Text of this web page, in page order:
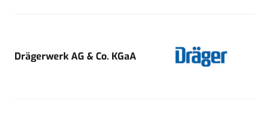
Drägerwerk AG & Co. KGaA